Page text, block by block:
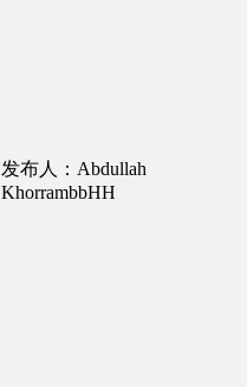
发布人：Abdullah
KhorrambbHH